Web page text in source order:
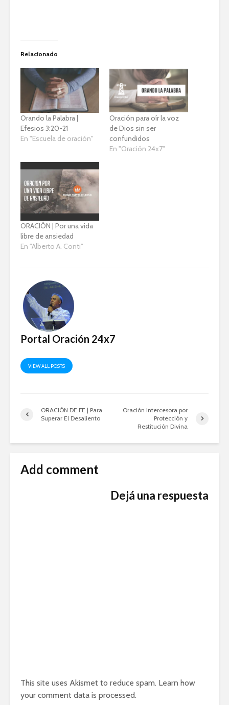
Relacionado
Orando la Palabra |
Efesios 3:20-21
En "Escuela de oración"
Oración para oír la voz
de Dios sin ser
confundidos
En "Oración 24x7"
ORACIÓN | Por una vida
libre de ansiedad
En "Alberto A. Conti"
Portal Oración 24x7
VIEW ALL POSTS
ORACIÓN DE FE | Para
Superar El Desaliento
Oración Intercesora por
Protección y
Restitución Divina
Add comment
Dejá una respuesta
This site uses Akismet to reduce spam. Learn how
your comment data is processed.